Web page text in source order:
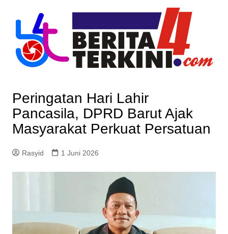
content
Peringatan Hari Lahir
Pancasila, DPRD Barut Ajak
Masyarakat Perkuat Persatuan
Rasyid 1 Juni 2026